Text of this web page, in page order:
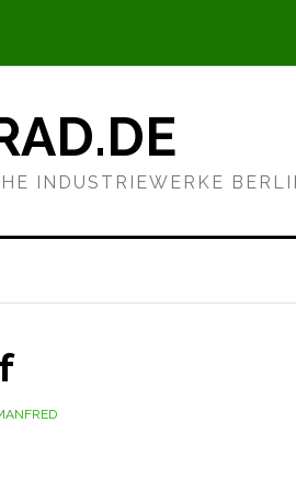
INDUSTRIEWERKE